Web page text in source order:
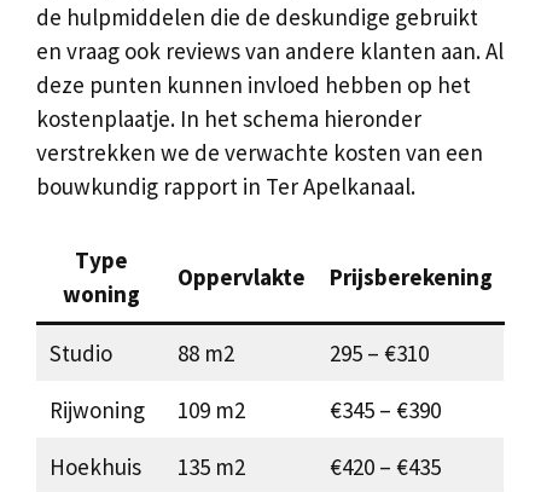
de hulpmiddelen die de deskundige gebruikt
en vraag ook reviews van andere klanten aan. Al
deze punten kunnen invloed hebben op het
kostenplaatje. In het schema hieronder
verstrekken we de verwachte kosten van een
bouwkundig rapport in Ter Apelkanaal.
Type
woning
Oppervlakte Prijsberekening
Studio 88 m2
295 – €310
Rijwoning
109 m2
€345 – €390
Hoekhuis
135 m2
€420 – €435